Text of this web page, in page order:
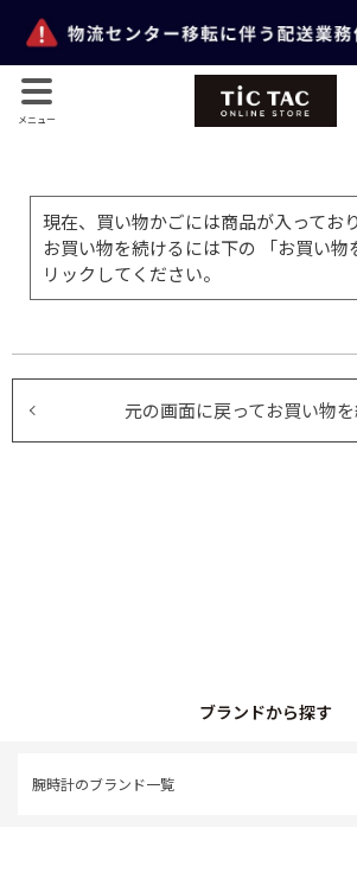
メニュー
現在、買い物かごには商品が入ってお
お買い物を続けるには下の 「お買い物
リックしてください。
元の画面に戻ってお買い物
ブランドから探す
腕時計のブランド一覧